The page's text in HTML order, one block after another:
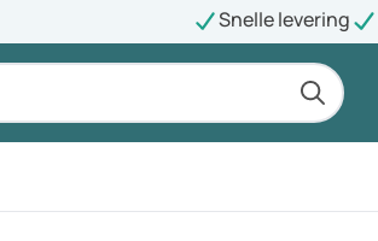
Snelle levering